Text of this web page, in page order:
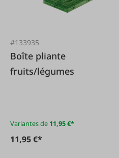
#133935
Boîte pliante
fruits/légumes
Variantes de 11,95 €*
11,95 €*